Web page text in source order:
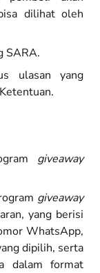
dilihat oleh
SARA.
ulasan yang
giveaway
giveaway
yang berisi
WhatsApp,
dipilih, serta
dalam format